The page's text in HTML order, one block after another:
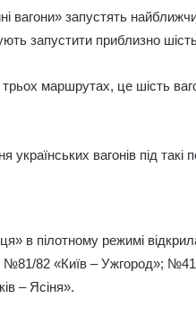
вагони» запустять
запустити приблизно шість
трьох маршрутах, це шість
вагонів під
в пілотному режимі
№81/82 «Київ – Ужгород»;
– Ясіня».